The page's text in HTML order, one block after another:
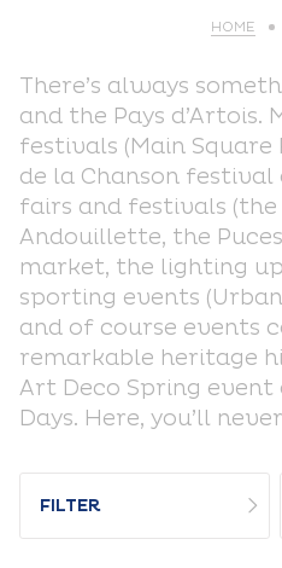
HOME
There’s always
and the Pays d’Artois.
festivals (Main Square
de la Chanson
fairs and festivals
Andouillette, the
market, the lighting
sporting events
and of course events
remarkable heritage
Art Deco Spring
Days. Here, you’ll
FILTER